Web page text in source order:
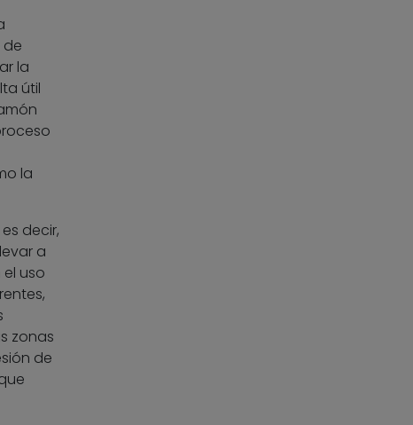
de
la
útil
la
decir,
a
uso
zonas
de